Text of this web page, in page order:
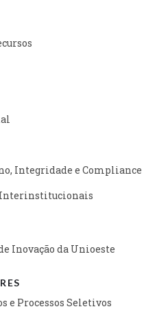
Integridade e Compliance
Interinstitucionais
Inovação da Unioeste
e Processos Seletivos